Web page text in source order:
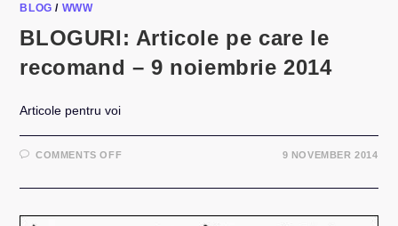
BLOG / WWW
BLOGURI: Articole pe care le
recomand – 9 noiembrie 2014
Articole pentru voi
COMMENTS OFFON
PE
9 NOVEMBER 2014